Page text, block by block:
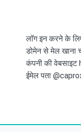
लॉग इन करने के
डोमेन से मेल खाना
कंपनी की
ईमेल पता